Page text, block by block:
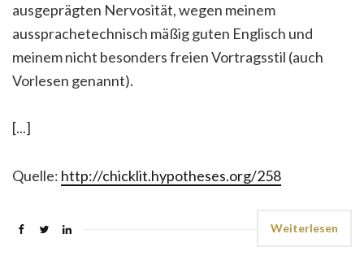
ausgeprägten Nervosität, wegen meinem
aussprachetechnisch mäßig guten Englisch und
meinem nicht besonders freien Vortragsstil (auch
Vorlesen genannt).
[...]
Quelle: http://chicklit.hypotheses.org/258
Weiterlesen